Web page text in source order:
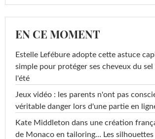
EN CE MOMENT
Estelle Lefébure adopte cette astuce
simple pour protéger ses cheveux du
l'été
Jeux vidéo : les parents n'ont pas
véritable danger lors d'une partie en
Kate Middleton dans une création
de Monaco en tailoring… Les silhouettes